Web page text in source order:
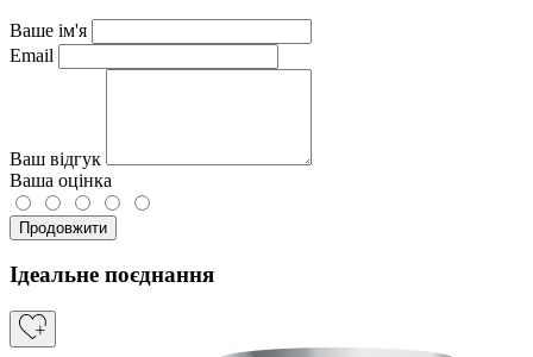
Ваше ім'я
Email
Ваш відгук
Ваша оцінка
Продовжити
Ідеальне поєднання